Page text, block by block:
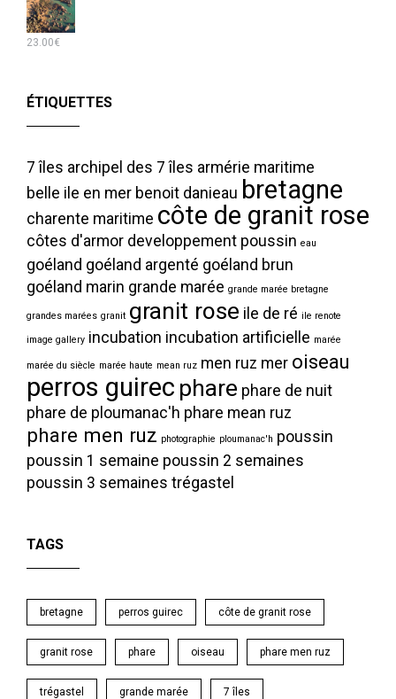
23.00€
ÉTIQUETTES
7 îles archipel des 7 îles armérie maritime
belle ile en mer benoit danieau bretagne
charente maritime côte de granit rose
côtes d'armor developpement poussin eau
goéland goéland argenté goéland brun
goéland marin grande marée grande marée bretagne
grandes marées granit granit rose ile de ré ile renote
image gallery incubation incubation artificielle marée
marée du siècle marée haute mean ruz men ruz mer oiseau
perros guirec phare phare de nuit
phare de ploumanac'h phare mean ruz
phare men ruz photographie ploumanac'h poussin
poussin 1 semaine poussin 2 semaines
poussin 3 semaines trégastel
TAGS
bretagne perros guirec côte de granit rose
granit rose phare oiseau phare men ruz
trégastel grande marée 7 îles